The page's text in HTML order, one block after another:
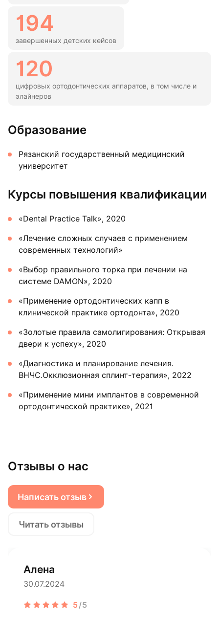
194
завершенных детских кейсов
120
цифровых ортодонтических аппаратов, в том числе и
элайнеров
Образование
Рязанский государственный медицинский
университет
Курсы повышения квалификации
«Dental Practice Talk», 2020
«Лечение сложных случаев с применением
современных технологий»
«Выбор правильного торка при лечении на
системе DAMON», 2020
«Применение ортодонтических капп в
клинической практике ортодонта», 2020
«Золотые правила самолигирования: Открывая
двери к успеху», 2020
«Диагностика и планирование лечения.
ВНЧС.Окклюзионная сплинт-терапия», 2022
«Применение мини имплантов в современной
ортодонтической практике», 2021
Отзывы о нас
Написать отзыв
Читать отзывы
Алена
30.07.2024
5/5